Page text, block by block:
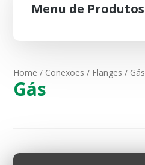
Menu de Produtos
Home / Conexões / Flanges / Gás
Gás